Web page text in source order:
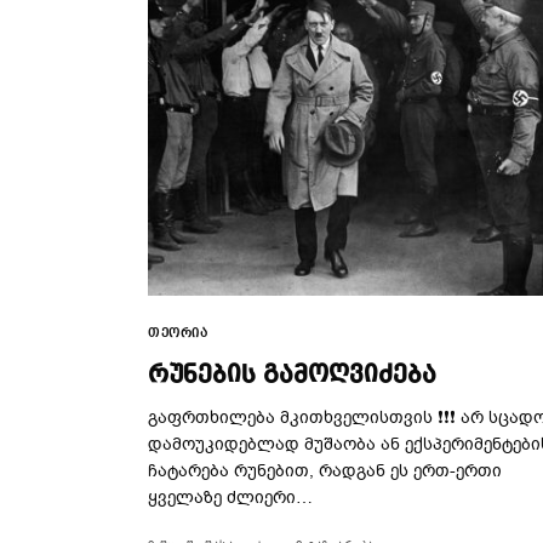
ᲗᲔᲝᲠᲘᲐ
ᲠᲣᲜᲔᲑᲘᲡ ᲒᲐᲛᲝᲦᲕᲘᲫᲔᲑᲐ
გაფრთხილება მკითხველისთვის ❗❗❗ არ
დამოუკიდებლად მუშაობა ან
ჩატარება რუნებით, რადგან ეს ერთ-ერთი
ყველაზე ძლიერი…